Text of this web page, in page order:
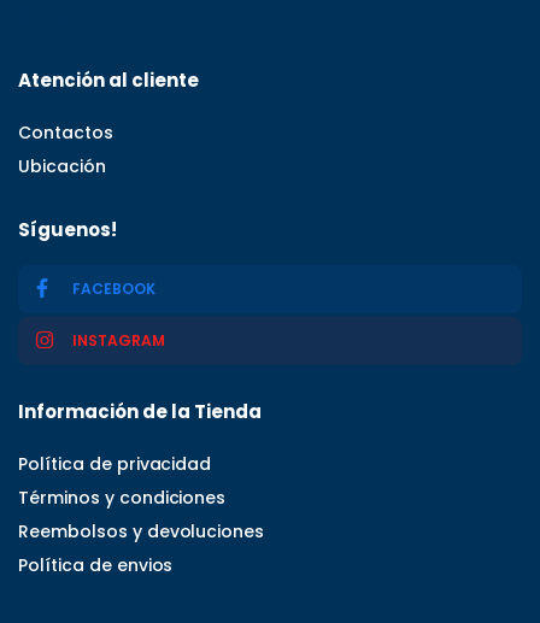
Atención al cliente
Contactos
Ubicación
Síguenos!
FACEBOOK
INSTAGRAM
Información de la Tienda
Política de privacidad
Términos y condiciones
Reembolsos y devoluciones
Política de envios